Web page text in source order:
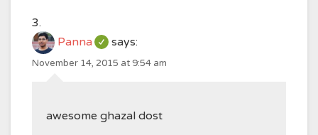
Panna says:
November 14, 2015 at 9:54 am
awesome ghazal dost